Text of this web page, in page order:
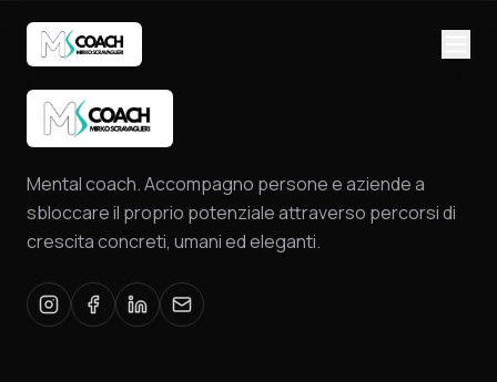
Mental coach. Accompagno persone e aziende a
sbloccare il proprio potenziale attraverso percorsi di
crescita concreti, umani ed eleganti.